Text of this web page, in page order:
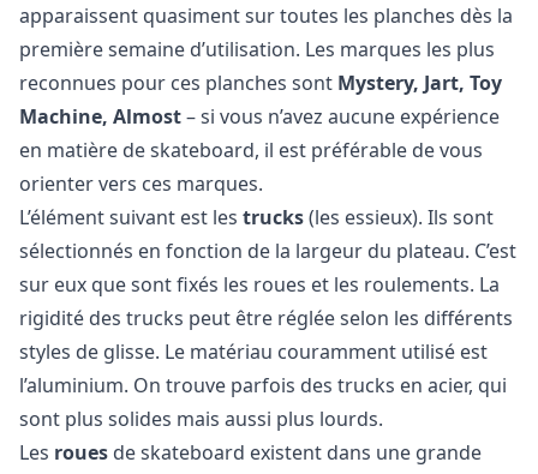
apparaissent quasiment sur toutes les planches dès la
première semaine d’utilisation. Les marques les plus
reconnues pour ces planches sont Mystery, Jart, Toy
Machine, Almost– si vous n’avez aucune expérience
en matière de skateboard, il est préférable de vous
orienter vers ces marques.
L’élément suivant est les trucks(les essieux). Ils sont
sélectionnés en fonction de la largeur du plateau. C’est
sur eux que sont fixés les roues et les roulements. La
rigidité des trucks peut être réglée selon les différents
styles de glisse. Le matériau couramment utilisé est
l’aluminium. On trouve parfois des trucks en acier, qui
sont plus solides mais aussi plus lourds.
Les roues de skateboard existent dans une grande